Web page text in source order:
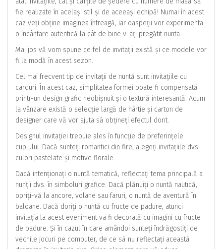
fie realizate în același stil și de aceeași echipă! Numai în acest
caz veți obține imaginea întreagă, iar oaspeții vor experimenta
o încântare autentică la cât de bine v-ați pregătit nunta.
Mai jos vă vom spune ce fel de invitații există și ce modele vor
fi la modă în acest sezon.
Cel mai frecvent tip de invitații de nuntă sunt invitațiile cu
carduri. În acest caz, simplitatea formei poate fi compensată
printr-un design grafic neobișnuit și o textură interesantă. Acum
la vânzare există o selecție largă de hârtie și carton de
designer care vă vor ajuta să obțineți efectul dorit.
Designul invitației trebuie ales în funcție de preferințele
cuplului. Dacă sunteți romantici din fire, alegeți invitațiile dvs.
culori pastelate și motive florale.
Dacă intenționați o nuntă tematică, reflectați tema principală a
nunții dvs. în simboluri grafice. Dacă plănuiți o nuntă nautică,
opriți-vă la ancore, volane sau faruri, o nuntă de aventură în
baloane. Dacă doriți o nuntă cu fructe de padure, atunci
invitația la acest eveniment va fi decorată cu imagini cu fructe
de padure. Și în cazul în care amândoi sunteți îndrăgostiți de
vechile jocuri pe computer, de ce să nu reflectați această